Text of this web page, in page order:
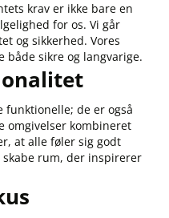
krav er ikke bare en
for os. Vi går
og sikkerhed. Vores
sikre og langvarige.
funktionelle; de er også
omgivelser kombineret
at alle føler sig godt
rum, der inspirerer